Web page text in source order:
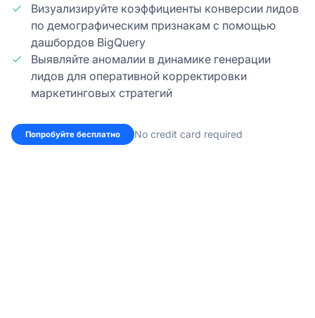
Визуализируйте коэффициенты конверсии лидов
по демографическим признакам с помощью
дашбордов BigQuery
Выявляйте аномалии в динамике генерации
лидов для оперативной корректировки
маркетинговых стратегий
Попробуйте бесплатно No credit card required